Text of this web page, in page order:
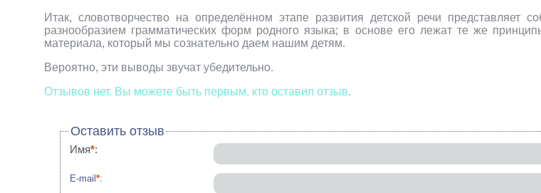
Итак, словотворчество на определённом этапе развития детской речи представляет
разнообразием грамматических форм родного языка; в основе его лежат те же
материала, который мы сознательно даем нашим детям.
Вероятно, эти выводы звучат убедительно.
Отзывов нет. Вы можете быть первым, кто оставил отзыв.
Оставить отзыв
Имя*:
E-mail *: